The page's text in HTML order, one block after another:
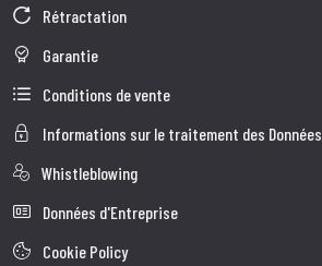
Rétractation
Garantie
Conditions de vente
Informations sur le traitement des Données
Whistleblowing
Données d'Entreprise
Cookie Policy